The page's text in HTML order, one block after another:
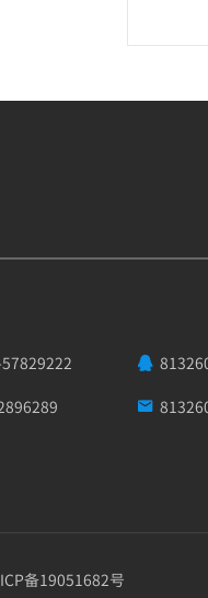


备19051682号